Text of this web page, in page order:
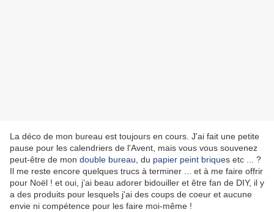
La déco de mon bureau est toujours en cours. J'ai fait une petite
pause pour les calendriers de l'Avent, mais vous vous souvenez
peut-être de mon double bureau , du papier peint briques etc ... ?
Il me reste encore quelques trucs à terminer ... et à me faire offrir
pour Noël ! et oui, j’ai beau adorer bidouiller et être fan de DIY, il y
a des produits pour lesquels j'ai des coups de coeur et aucune
envie ni compétence pour les faire moi-même !